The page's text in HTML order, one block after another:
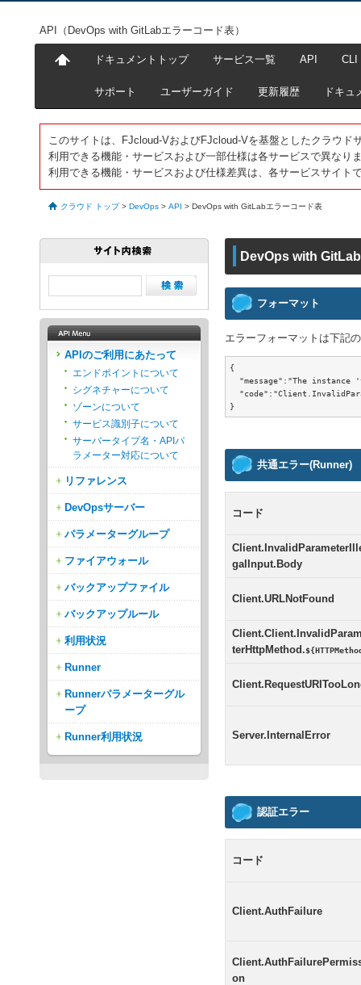
API（DevOps with GitLabエラーコード表）
ドキュメントトップ サービス一覧 API CLI
サポート ユーザーガイド 更新履歴 ドキュ
このサイトは、FJcloud-VおよびFJcloud-Vを基盤としたクラウド
利用できる機能・サービスおよび一部仕様は各サービスで異なり
利用できる機能・サービスおよび仕様差異は、各サービスサイト
クラウド トップ > DevOps > API > DevOps with GitLabエラーコード表
DevOps with
フォーマット
エラーフォーマットは下記
{
"message":"The instance
}
共通エラー(Runner)
コード
galInput.Body
Client.URLNotFound
terHttpMethod.
Server.InternalError
認証エラー
コード
Client.AuthFailure
on
APIのご利用にあたって
エンドポイントについて
シグネチャーについて
ゾーンについて
サービス識別子について
サーバータイプ名・APIパ
ラメーター対応について
リファレンス
DevOpsサーバー
パラメーターグループ
ファイアウォール
バックアップファイル
バックアップルール
利用状況
Runner
Runnerパラメーターグル
ープ
Runner利用状況